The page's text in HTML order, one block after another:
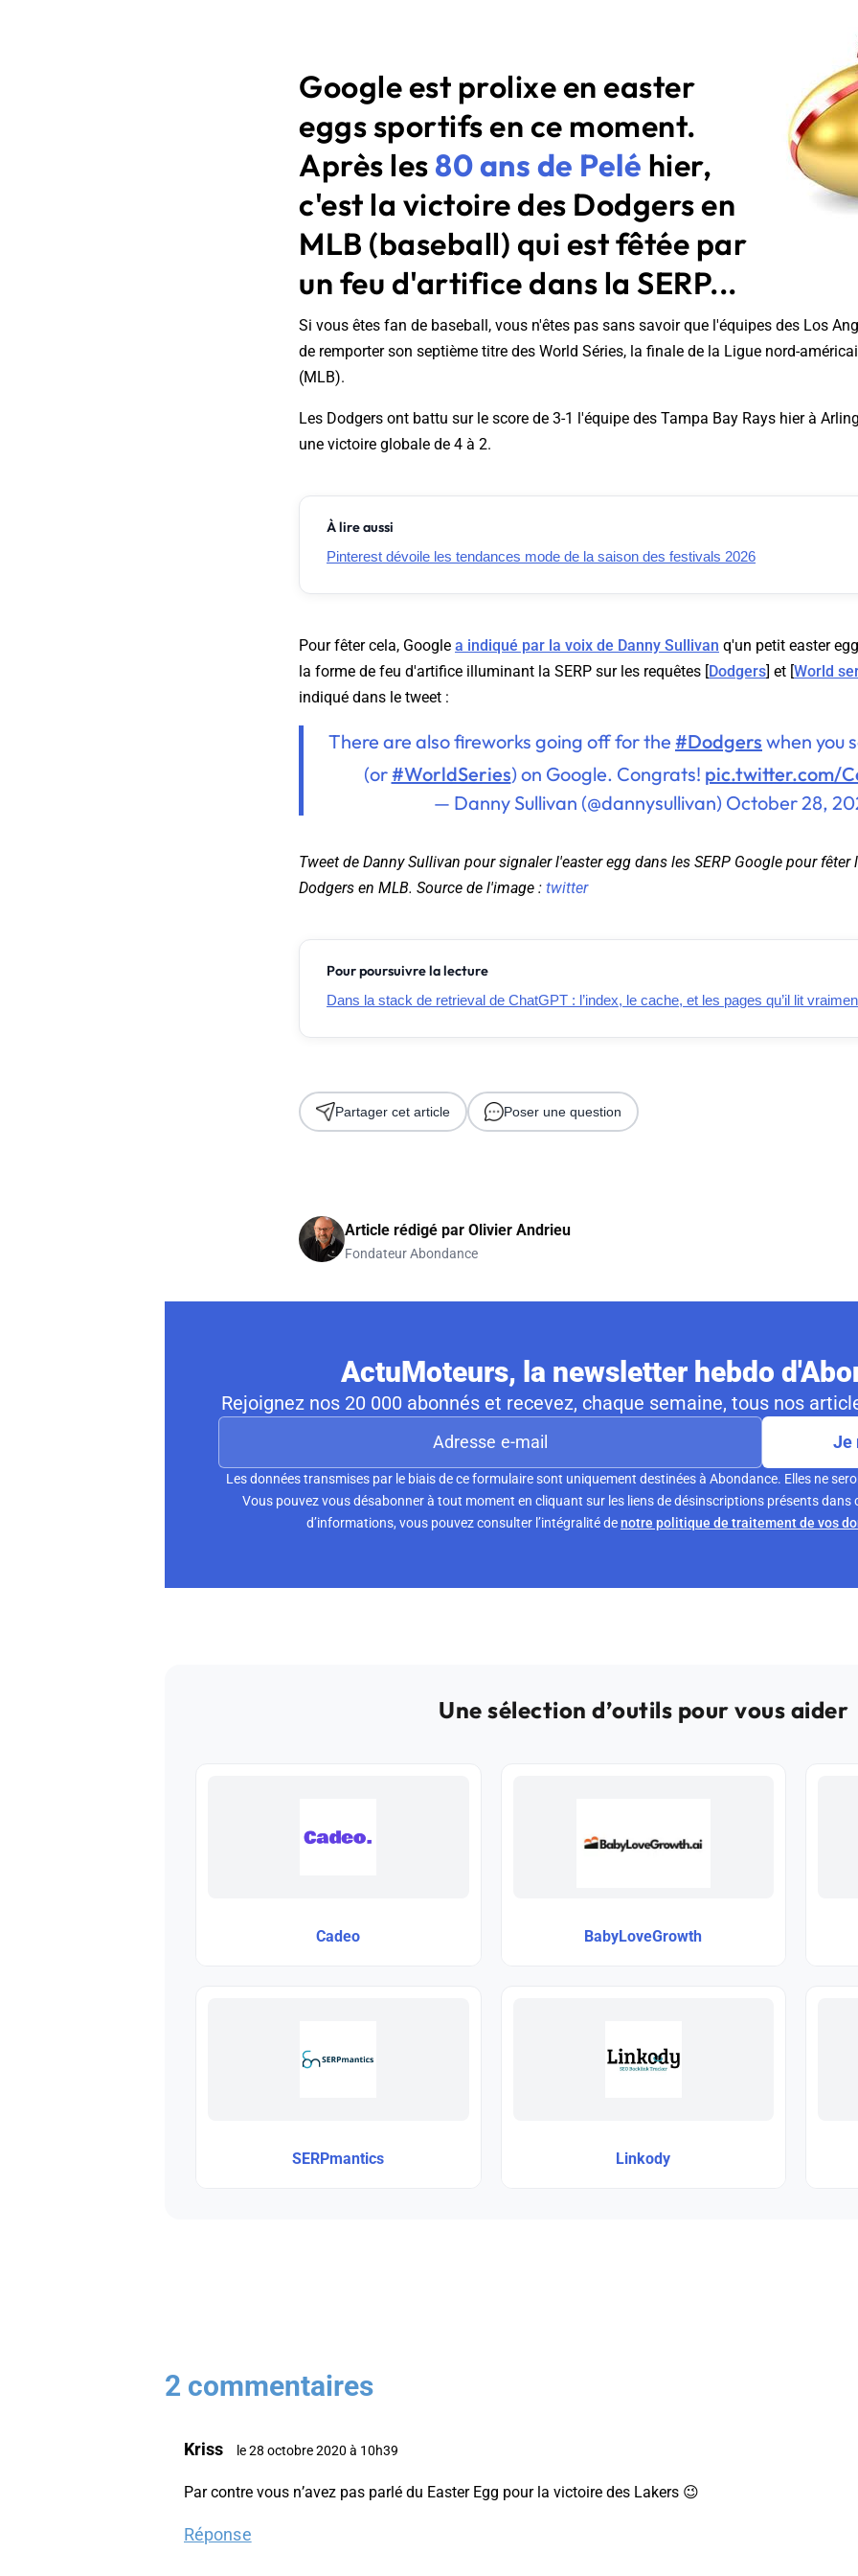
Google est prolixe en easter
eggs sportifs en ce moment.
Après les 80 ans de Pelé hier,
c'est la victoire des Dodgers en
MLB (baseball) qui est fêtée par
un feu d'artifice dans la SERP...
Si vous êtes fan de baseball, vous n'êtes pas sans savoir que l'équipes des Los
de remporter son septième titre des World Séries, la finale de la Ligue nord-
(MLB).
Les Dodgers ont battu sur le score de 3-1 l'équipe des Tampa Bay Rays hier à
une victoire globale de 4 à 2.
À lire aussi
Pinterest dévoile les tendances mode de la saison des festivals 2026
Pour fêter cela, Google a indiqué par la voix de Danny Sullivan q'un petit easter
la forme de feu d'artifice illuminant la SERP sur les requêtes [Dodgers] et [World
indiqué dans le tweet :
There are also fireworks going off for the #Dodgers when you
(or#WorldSeries) on Google. Congrats! pic.twitter.com/
— Danny Sullivan (@dannysullivan) October 28,
Tweet de Danny Sullivan pour signaler l'easter egg dans les SERP Google pour fêter
Dodgers en MLB. Source de l'image : twitter
Pour poursuivre la lecture
Dans la stack de retrieval de ChatGPT : l’index, le cache, et les pages qu’il lit
Partager cet article Poser une question
Article rédigé par Olivier Andrieu
Fondateur Abondance
ActuMoteurs, la newsletter hebdo
Rejoignez nos 20 000 abonnés et recevez, chaque semaine, tous nos
Je
Les données transmises par le biais de ce formulaire sont uniquement destinées à Abondance. Elles ne
Vous pouvez vous désabonner à tout moment en cliquant sur les liens de désinscriptions présents dans
d’informations, vous pouvez consulter l’intégralité denotre politique de traitement de vos
Une sélection d’outils pour vous aider
Cadeo BabyLoveGrowth
SERPmantics Linkody
2 commentaires
Kriss le 28 octobre 2020 à 10h39
Par contre vous n’avez pas parlé du Easter Egg pour la victoire des Lakers 😉
Réponse